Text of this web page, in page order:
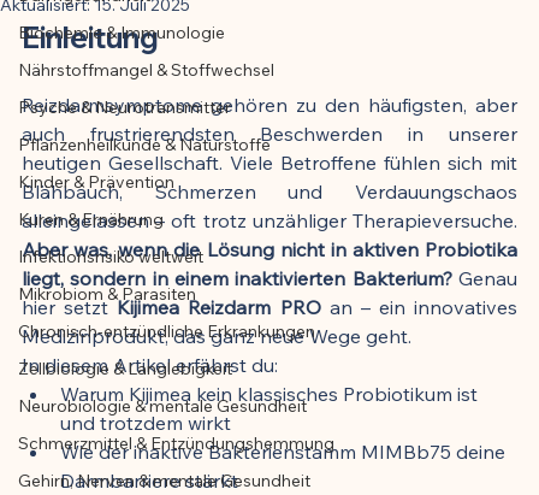
Der Artikel wurde mit Unterstützung von
KI erstellt und redaktionell geprüft vom
angegebenen Autor
Biochemie & Immunologie
Nährstoffmangel & Stoffwechsel
Psyche & Neurotransmitter
Pflanzenheilkunde & Naturstoffe
Kinder & Prävention
Kuren & Ernährung
Infektionsrisiko weltweit
Mikrobiom & Parasiten
Chronisch-entzündliche Erkrankungen
Zellbiologie & Langlebigkeit
Neurobiologie & mentale Gesundheit
Schmerzmittel & Entzündungshemmung
Gehirn, Nerven & mentale Gesundheit
Einleitung
Reizdarmsymptome gehören zu den häufigsten, aber
auch frustrierendsten Beschwerden in unserer
heutigen Gesellschaft. Viele Betroffene fühlen sich mit
Blähbauch, Schmerzen und Verdauungschaos
Aber was, wenn die Lösung nicht in aktiven Probiotika
liegt, sondern in einem inaktivierten Bakterium? Genau
hier setzt Kijimea Reizdarm PRO an – ein innovatives
Medizinprodukt, das ganz neue Wege geht.
In diesem Artikel erfährst du:
Warum Kijimea kein klassisches Probiotikum ist
und trotzdem wirkt
Wie der inaktive Bakterienstamm MIMBb75 deine
Darmbarriere stärkt